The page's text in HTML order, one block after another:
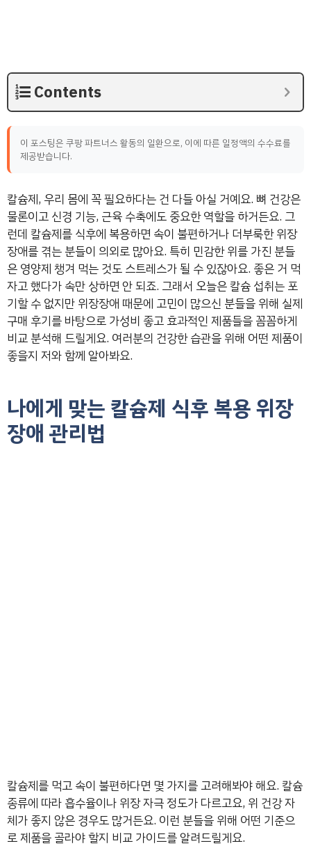
Contents
이 포스팅은 쿠팡 파트너스 활동의 일환으로, 이에 따른 일정액의 수수료를
제공받습니다.
칼슘제, 우리 몸에 꼭 필요하다는 건 다들 아실 거예요. 뼈 건강은
물론이고 신경 기능, 근육 수축에도 중요한 역할을 하거든요. 그
런데 칼슘제를 식후에 복용하면 속이 불편하거나 더부룩한 위장
장애를 겪는 분들이 의외로 많아요. 특히 민감한 위를 가진 분들
은 영양제 챙겨 먹는 것도 스트레스가 될 수 있잖아요. 좋은 거 먹
자고 했다가 속만 상하면 안 되죠. 그래서 오늘은 칼슘 섭취는 포
기할 수 없지만 위장장애 때문에 고민이 많으신 분들을 위해 실제
구매 후기를 바탕으로 가성비 좋고 효과적인 제품들을 꼼꼼하게
비교 분석해 드릴게요. 여러분의 건강한 습관을 위해 어떤 제품이
좋을지 저와 함께 알아봐요.
나에게 맞는 칼슘제 식후 복용 위장
장애 관리법
칼슘제를 먹고 속이 불편하다면 몇 가지를 고려해봐야 해요. 칼슘
종류에 따라 흡수율이나 위장 자극 정도가 다르고요, 위 건강 자
체가 좋지 않은 경우도 많거든요. 이런 분들을 위해 어떤 기준으
로 제품을 골라야 할지 비교 가이드를 알려드릴게요.